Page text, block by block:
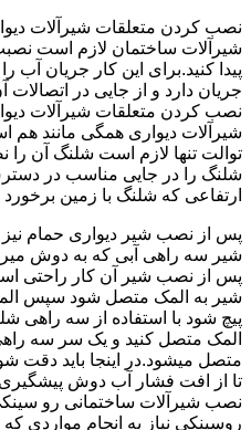
نصب کردن متعلقات شیرآلات
شیرآلات ساختمان لازم است
پیدا کنید.برای این کار جریان آب
جریان دارد و از جایی در اتصالات
نصب کردن متعلقات شیرآلات
شیرآلات دیواری همگی مانند
توالت تنها لازم است شلنگ آن
شلنگ را در جایی مناسب در
ارتفاعی که شلنگ با زمین برخورد
پس از نصب شیر دیواری حمام
شیر سه راهی آبی که به دوش
پس از نصب شیر آن کار راحتی
شیر به المک متصل شود سپس
پیچ شود با استفاده از سه راهی
المک متصل کنید و یک سر سه
متصل میشود.در اینجا باید
تا از افت فشار آب دوش
نصب شیرآلات ساختمانی رو
روسینکی نیاز به انجام مواردی